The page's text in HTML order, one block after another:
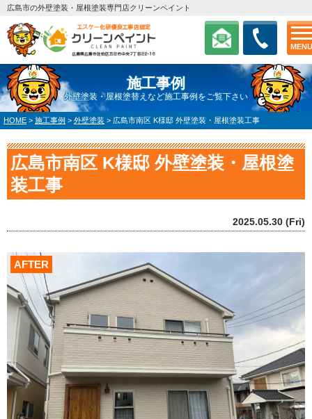
MENU
広島市の外壁塗装・屋根塗装専門店クリーンペイント
施工事例
外壁塗装・屋根塗替えなど施工事例をご覧下さい
HOME > 施工事例 > 外壁塗装 > 広島市南区 K様邸 外壁塗装・屋根塗装工事
広島市南区 K様邸 外壁塗装・屋根塗
装工事
2025.05.30 (Fri)
AFTER